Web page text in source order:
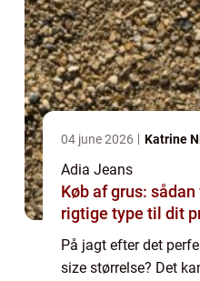
04 june 2026 Katrine
Adia Jeans
Køb af grus:
rigtige type til dit
På jagt efter det
size størrelse? Det